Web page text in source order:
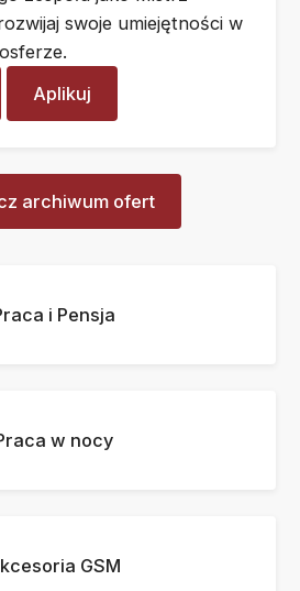
swoje umiejętności w
Aplikuj
archiwum ofert
i Pensja
w nocy
GSM